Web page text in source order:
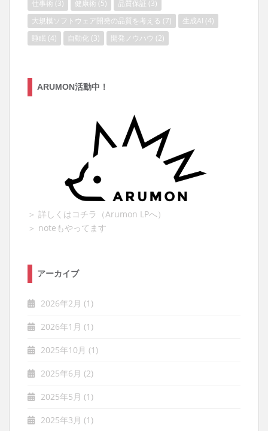
仕事術 (3) 健康術 (5) 品質保証 (3)
大規模ソフトウェア開発の品質を考える (7) 生成AI (4)
睡眠 (4) 自動化 (3) 開発ノウハウ (2)
ARUMON活動中！
＞ 詳しくはコチラ（Arumon LPへ）
＞ noteもやってます
アーカイブ
2026年2月 (1)
2026年1月 (1)
2025年10月 (1)
2025年6月 (2)
2025年5月 (1)
2025年3月 (1)